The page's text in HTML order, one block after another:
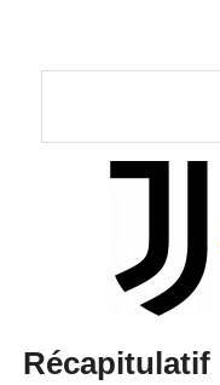
Récapitulatif